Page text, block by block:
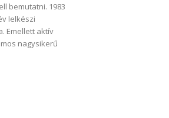
bemutatni. 1983
lelkészi
Emellett aktív
nagysikerű